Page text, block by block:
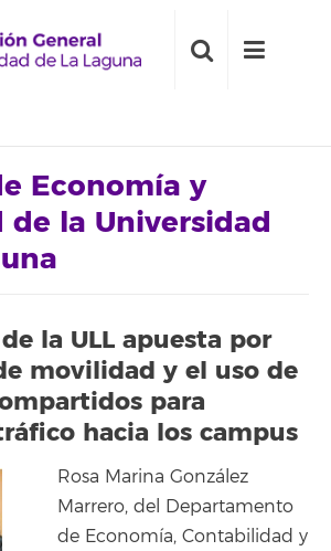
Economía y
de la Universidad
la ULL apuesta por
movilidad y el uso de
para
hacia los campus
Rosa Marina González
Marrero, del Departamento
de Economía, Contabilidad y